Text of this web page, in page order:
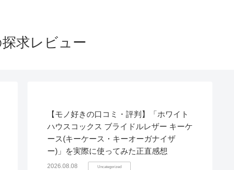
求レビュー
【モノ好きの口コミ・評判】「ホワイト
ハウスコックス ブライドルレザー キーケ
ース(キーケース・キーオーガナイザ
ー)」を実際に使ってみた正直感想
2026.08.08 Uncategorized